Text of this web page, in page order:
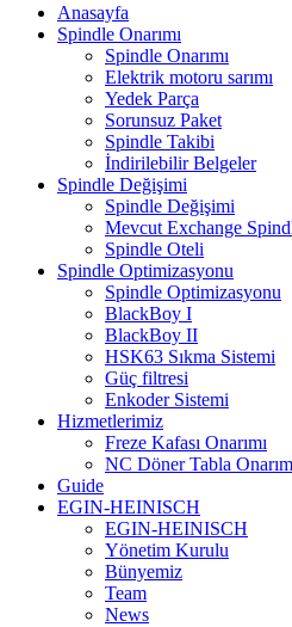
Anasayfa
Spindle Onarımı
Spindle Onarımı
Elektrik motoru sarımı
Yedek Parça
Sorunsuz Paket
Spindle Takibi
İndirilebilir Belgeler
Spindle Değişimi
Spindle Değişimi
Mevcut Exchange
Spindle Oteli
Spindle Optimizasyonu
Spindle Optimizasyonu
BlackBoy I
BlackBoy II
HSK63 Sıkma Sistemi
Güç filtresi
Enkoder Sistemi
Hizmetlerimiz
Freze Kafası Onarımı
NC Döner Tabla
Guide
EGIN-HEINISCH
EGIN-HEINISCH
Yönetim Kurulu
Bünyemiz
Team
News